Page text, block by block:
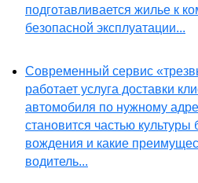
подготавливается жилье к
безопасной эксплуатации...
Современный сервис
работает услуга доставки
автомобиля по нужному
становится частью культуры
вождения и какие
водитель...